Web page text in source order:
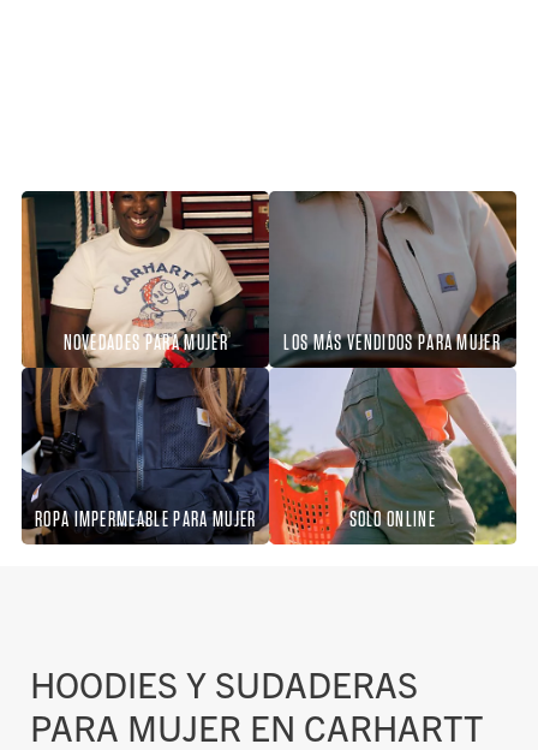
NOVEDADES PARA MUJER LOS MÁS VENDIDOS PARA MUJER
ROPA IMPERMEABLE PARA MUJER SOLO ONLINE
HOODIES Y SUDADERAS
PARA MUJER EN CARHARTT